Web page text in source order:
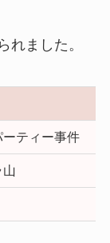
れました。
ティー事件
山